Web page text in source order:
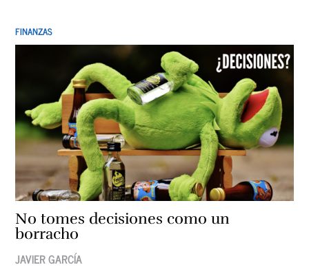
FINANZAS
No tomes decisiones como un
borracho
JAVIER GARCÍA